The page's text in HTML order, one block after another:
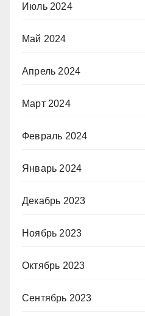
Июль 2024
Май 2024
Апрель 2024
Март 2024
Февраль 2024
Январь 2024
Декабрь 2023
Ноябрь 2023
Октябрь 2023
Сентябрь 2023